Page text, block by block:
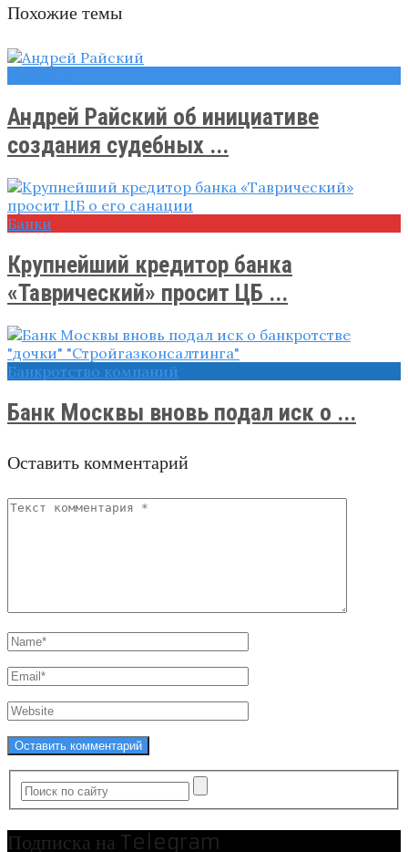
Похожие темы
Андрей Райский об инициативе
создания судебных ...
Банки
Крупнейший кредитор банка
«Таврический» просит ЦБ ...
Банкротство компаний
Банк Москвы вновь подал иск о ...
Оставить комментарий
Подписка на Telegram